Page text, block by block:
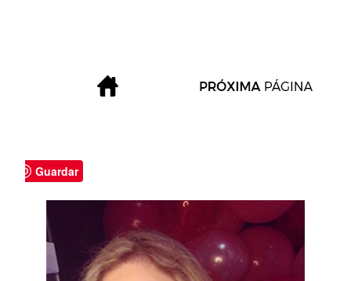
Guardar